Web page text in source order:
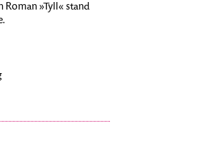
Roman »Tyll« stand